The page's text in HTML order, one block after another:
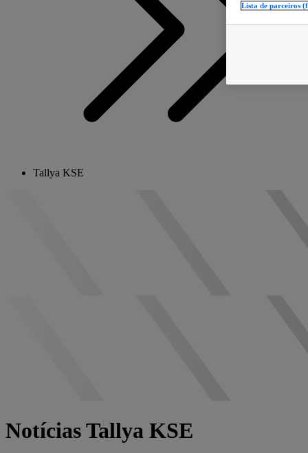
Tallya KSE
Notícias Tallya KSE
Lista de parceiros